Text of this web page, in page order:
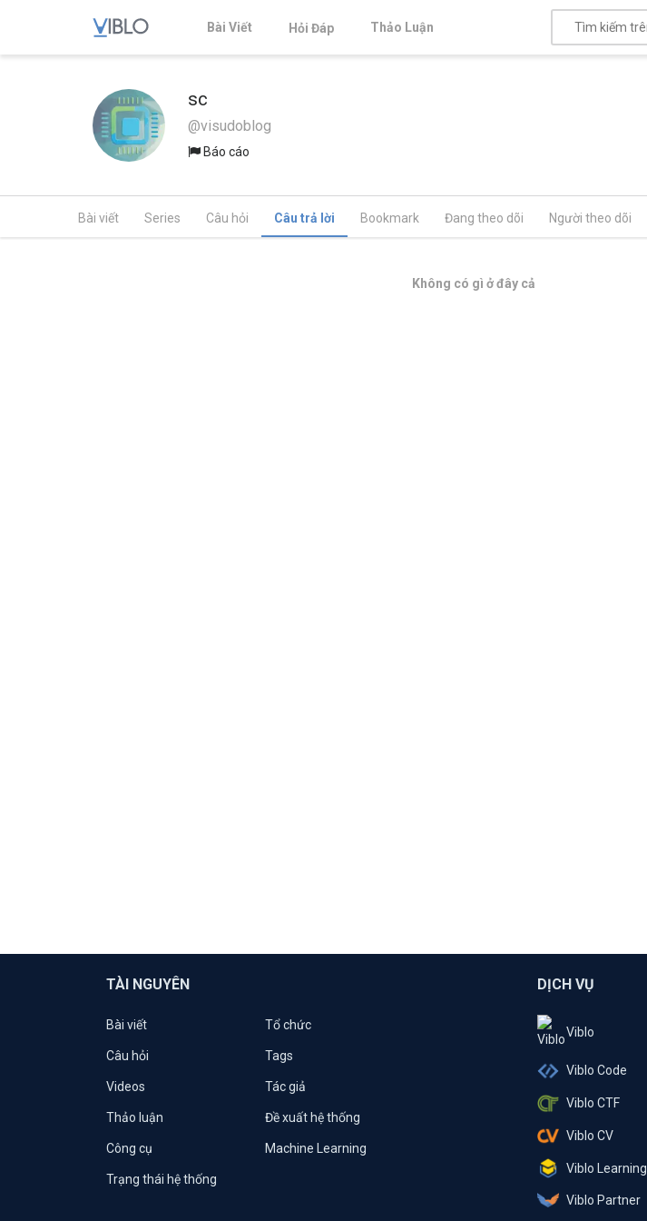
Bài Viết Hỏi Đáp Thảo Luận
sc
@visudoblog
Báo cáo
Bài viết Series Câu hỏi Câu trả lời Bookmark Đang theo dõi Người theo dõi
Không có gì ở đây cả
TÀI NGUYÊN
Bài viết Tổ chức
Câu hỏi Tags
Videos Tác giả
Thảo luận Đề xuất hệ thống
Công cụ Machine Learning
Trạng thái hệ thống
DỊCH VỤ
Viblo
Viblo Code
Viblo CTF
Viblo CV
Viblo Learning
Viblo Partner